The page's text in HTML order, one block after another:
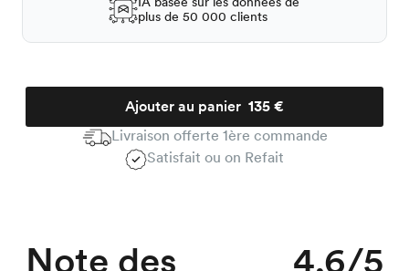
plus de 50 000 clients
Ajouter au panier
Livraison offerte 1ère commande
Satisfait ou on Refait
Note des
4,6/5